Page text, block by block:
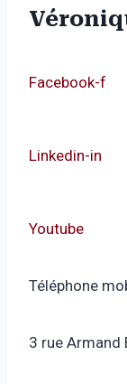
Facebook-f
Linkedin-in
Youtube
Téléphone
3 rue Armand